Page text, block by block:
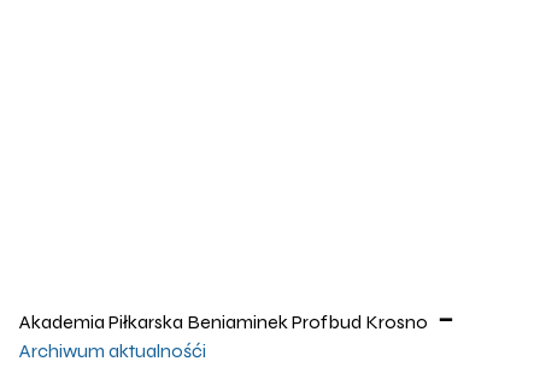
Akademia Piłkarska Beniaminek Profbud Krosno
Archiwum aktualnośći